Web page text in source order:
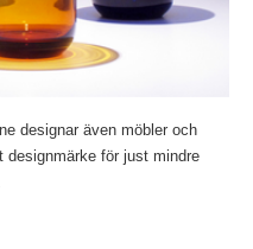
designar även möbler och
designmärke för just mindre